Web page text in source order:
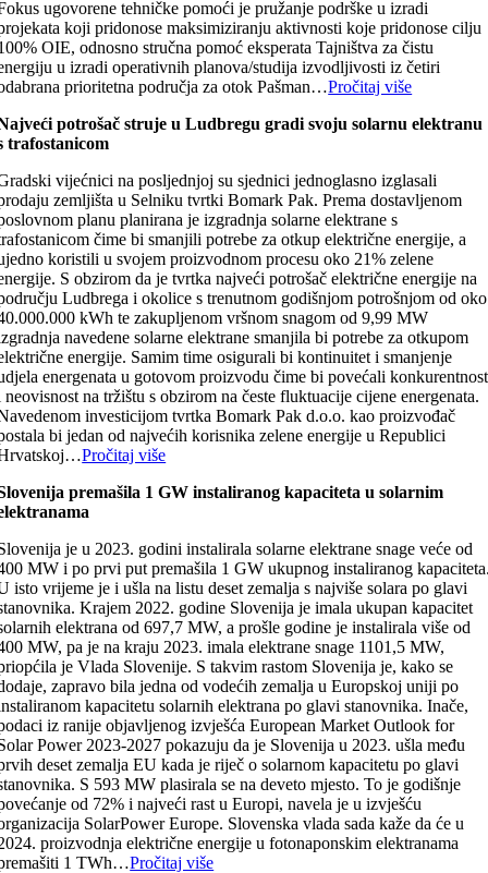
ugovorene tehničke pomoći je pružanje podrške u izradi
koji pridonose maksimiziranju aktivnosti koje pridonose cilju
OIE, odnosno stručna pomoć eksperata Tajništva za čistu
u izradi operativnih planova/studija izvodljivosti iz četiri
prioritetna područja za otok Pašman…Pročitaj više
potrošač struje u Ludbregu gradi svoju solarnu elektranu
trafostanicom
vijećnici na posljednjoj su sjednici jednoglasno izglasali
zemljišta u Selniku tvrtki Bomark Pak. Prema dostavljenom
planu planirana je izgradnja solarne elektrane s
čime bi smanjili potrebe za otkup električne energije, a
koristili u svojem proizvodnom procesu oko 21% zelene
S obzirom da je tvrtka najveći potrošač električne energije na
Ludbrega i okolice s trenutnom godišnjom potrošnjom od oko
kWh te zakupljenom vršnom snagom od 9,99 MW
navedene solarne elektrane smanjila bi potrebe za otkupom
energije. Samim time osigurali bi kontinuitet i smanjenje
energenata u gotovom proizvodu čime bi povećali konkurentnost
neovisnost na tržištu s obzirom na česte fluktuacije cijene energenata.
investicijom tvrtka Bomark Pak d.o.o. kao proizvođač
bi jedan od najvećih korisnika zelene energije u Republici
Pročitaj više
premašila 1 GW instaliranog kapaciteta u solarnim
je u 2023. godini instalirala solarne elektrane snage veće od
MW i po prvi put premašila 1 GW ukupnog instaliranog
isto vrijeme je i ušla na listu deset zemalja s najviše solara po glavi
Krajem 2022. godine Slovenija je imala ukupan kapacitet
elektrana od 697,7 MW, a prošle godine je instalirala više od
MW, pa je na kraju 2023. imala elektrane snage 1101,5 MW,
je Vlada Slovenije. S takvim rastom Slovenija je, kako se
zapravo bila jedna od vodećih zemalja u Europskoj uniji po
kapacitetu solarnih elektrana po glavi stanovnika. Inače,
iz ranije objavljenog izvješća European Market Outlook for
Power 2023-2027 pokazuju da je Slovenija u 2023. ušla među
deset zemalja EU kada je riječ o solarnom kapacitetu po glavi
S 593 MW plasirala se na deveto mjesto. To je godišnje
od 72% i najveći rast u Europi, navela je u izvješću
SolarPower Europe. Slovenska vlada sada kaže da će u
proizvodnja električne energije u fotonaponskim elektranama
1 TWh…Pročitaj više